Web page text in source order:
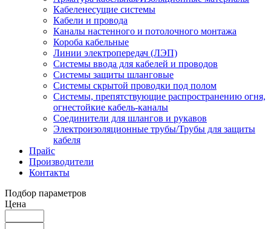
Кабеленесущие системы
Кабели и провода
Каналы настенного и потолочного монтажа
Короба кабельные
Линии электропередач (ЛЭП)
Системы ввода для кабелей и проводов
Системы защиты шланговые
Системы скрытой проводки под полом
Системы, препятствующие распространению огня,
огнестойкие кабель-каналы
Соединители для шлангов и рукавов
Электроизоляционные трубы/Трубы для защиты
кабеля
Прайс
Производители
Контакты
Подбор параметров
Цена